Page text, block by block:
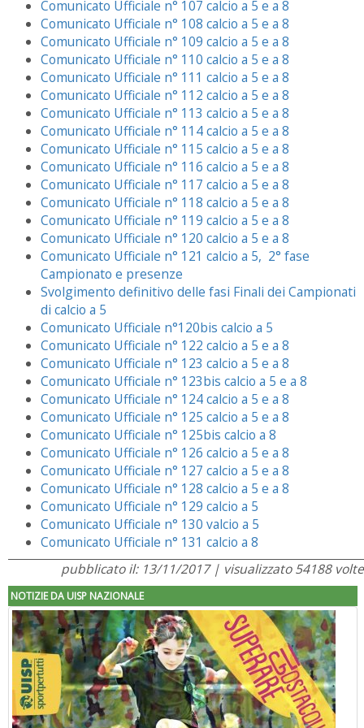
Comunicato Ufficiale n° 107 calcio a 5 e a 8
Comunicato Ufficiale n° 108 calcio a 5 e a 8
Comunicato Ufficiale n° 109 calcio a 5 e a 8
Comunicato Ufficiale n° 110 calcio a 5 e a 8
Comunicato Ufficiale n° 111 calcio a 5 e a 8
Comunicato Ufficiale n° 112 calcio a 5 e a 8
Comunicato Ufficiale n° 113 calcio a 5 e a 8
Comunicato Ufficiale n° 114 calcio a 5 e a 8
Comunicato Ufficiale n° 115 calcio a 5 e a 8
Comunicato Ufficiale n° 116 calcio a 5 e a 8
Comunicato Ufficiale n° 117 calcio a 5 e a 8
Comunicato Ufficiale n° 118 calcio a 5 e a 8
Comunicato Ufficiale n° 119 calcio a 5 e a 8
Comunicato Ufficiale n° 120 calcio a 5 e a 8
Comunicato Ufficiale n° 121 calcio a 5, 2° fase
Campionato e presenze
Svolgimento definitivo delle fasi Finali dei Campionati
di calcio a 5
Comunicato Ufficiale n°120bis calcio a 5
Comunicato Ufficiale n° 122 calcio a 5 e a 8
Comunicato Ufficiale n° 123 calcio a 5 e a 8
Comunicato Ufficiale n° 123bis calcio a 5 e a 8
Comunicato Ufficiale n° 124 calcio a 5 e a 8
Comunicato Ufficiale n° 125 calcio a 5 e a 8
Comunicato Ufficiale n° 125bis calcio a 8
Comunicato Ufficiale n° 126 calcio a 5 e a 8
Comunicato Ufficiale n° 127 calcio a 5 e a 8
Comunicato Ufficiale n° 128 calcio a 5 e a 8
Comunicato Ufficiale n° 129 calcio a 5
Comunicato Ufficiale n° 130 valcio a 5
Comunicato Ufficiale n° 131 calcio a 8
pubblicato il: 13/11/2017 | visualizzato 54188 volte
NOTIZIE DA UISP NAZIONALE